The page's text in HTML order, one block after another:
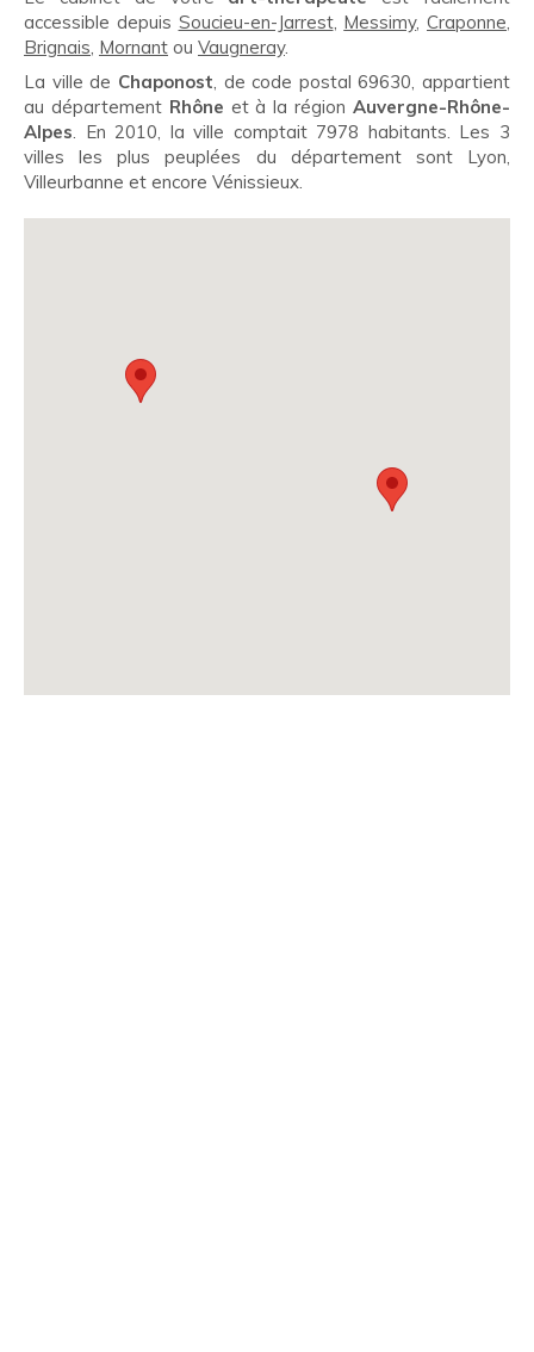
accessible depuis Soucieu-en-Jarrest, Messimy, Craponne,
Brignais, Mornant ou Vaugneray.
La ville de Chaponost, de code postal 69630, appartient
au département Rhône et à la régionAuvergne-Rhône-
Alpes. En 2010, la ville comptait 7978 habitants. Les 3
villes les plus peuplées du département sont Lyon,
Villeurbanne et encore Vénissieux.